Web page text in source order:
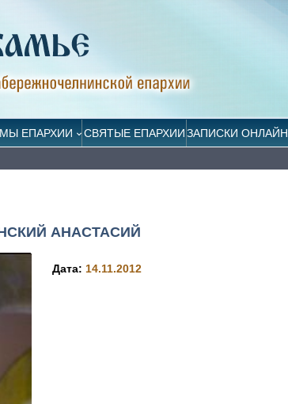
ЕПАРХИИ СВЯТЫЕ ЕПАРХИИЗАПИСКИ ОНЛАЙН
АНАСТАСИЙ
Дата: 14.11.2012